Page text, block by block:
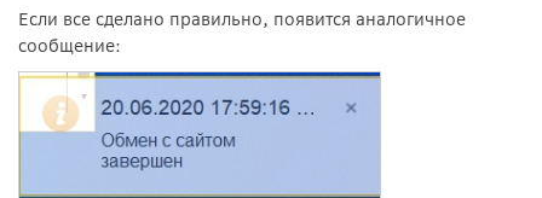
Если все сделано правильно, появится аналогичное
сообщение: